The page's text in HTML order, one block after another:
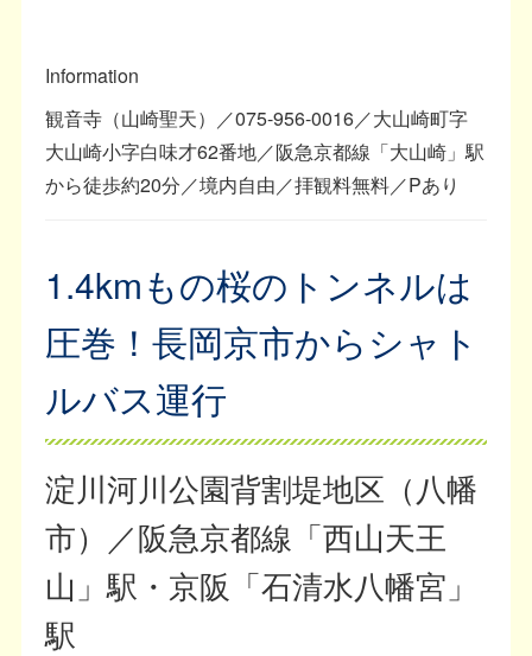
Information
観音寺（山崎聖天）／075-956-0016／大山崎町字
大山崎小字白味才62番地／阪急京都線「大山崎」駅
から徒歩約20分／境内自由／拝観料無料／Pあり
1.4kmもの桜のトンネルは
圧巻！長岡京市からシャト
ルバス運行
淀川河川公園背割堤地区（八幡
市）／阪急京都線「西山天王
山」駅・京阪「石清水八幡宮」
駅